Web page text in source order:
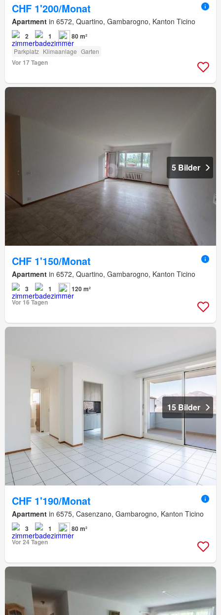
CHF 1'200/Monat
Apartment in 6572, Quartino, Gambarogno, Kanton Ticino
2 1 80 m²
Parkplatz Klimaanlage Garten
Vor 17 Tagen
5 Bilder
CHF 1'150/Monat
Apartment in 6572, Quartino, Gambarogno, Kanton Ticino
3 1
120 m²
Vor 16 Tagen
15 Bilder
CHF 1'190/Monat
Apartment in 6575, Casenzano, Gambarogno, Kanton Ticino
3 1
80 m²
Vor 24 Tagen